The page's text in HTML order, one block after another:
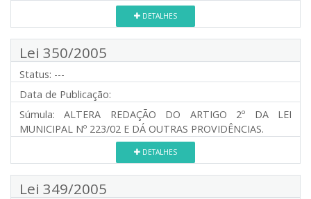
DETALHES
Lei 350/2005
Status: ---
Data de Publicação:
Súmula: ALTERA REDAÇÃO DO ARTIGO 2º DA LEI
MUNICIPAL Nº 223/02 E DÁ OUTRAS PROVIDÊNCIAS.
DETALHES
Lei 349/2005